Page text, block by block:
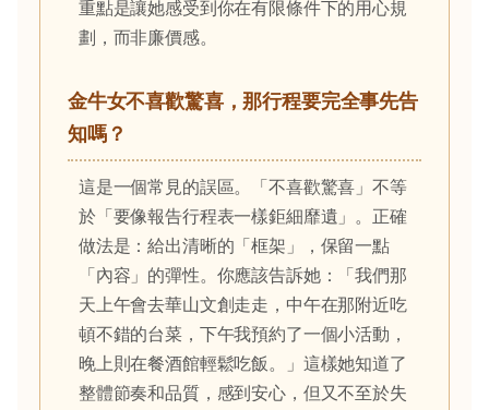
重點是讓她感受到你在有限條件下的用心規
劃，而非廉價感。
金牛女不喜歡驚喜，那行程要完全事先告
知嗎？
這是一個常見的誤區。「不喜歡驚喜」不等
於「要像報告行程表一樣鉅細靡遺」。正確
做法是：給出清晰的「框架」，保留一點
「內容」的彈性。你應該告訴她：「我們那
天上午會去華山文創走走，中午在那附近吃
頓不錯的台菜，下午我預約了一個小活動，
晚上則在餐酒館輕鬆吃飯。」這樣她知道了
整體節奏和品質，感到安心，但又不至於失